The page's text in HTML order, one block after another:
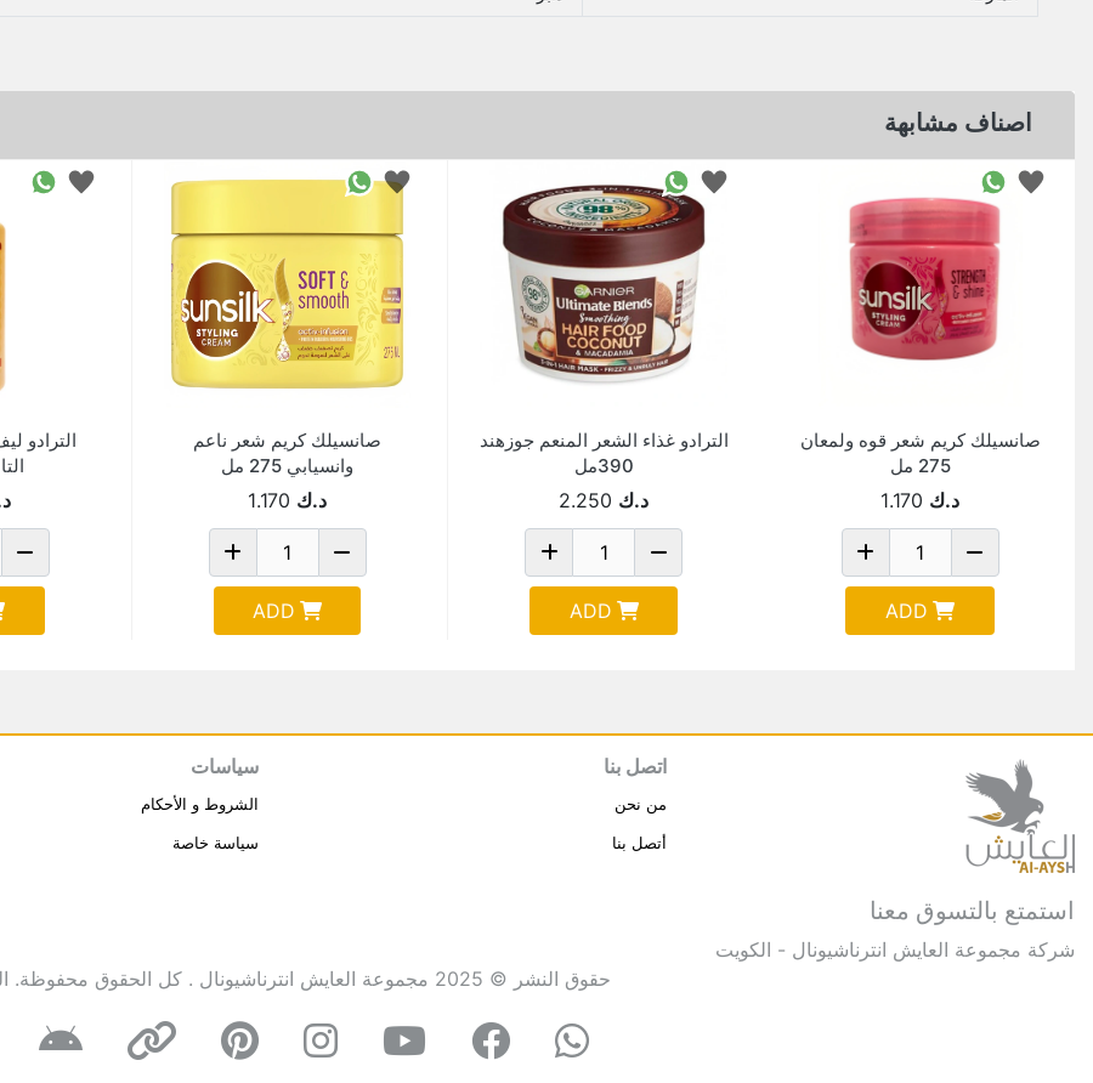
اصناف مشابهة
صانسيلك كريم شعر قوه ولمعان
275 مل
د.ك 1.170
ADD
الترادو غذاء الشعر المنعم جوزهند
390مل
د.ك 2.250
ADD
صانسيلك كريم شعر ناعم
وانسيابي 275 مل
د.ك 1.170
ADD
الترادو
استمتع بالتسوق معنا
شركة مجموعة العايش انترناشيونال - الكويت
اتصل بنا
من نحن
أتصل بنا
سياسات
الشروط و الأحكام
سياسة خاصة
حقوق النشر © 2025 مجموعة العايش انترناشيونال . كل الحقوق محفوظة.